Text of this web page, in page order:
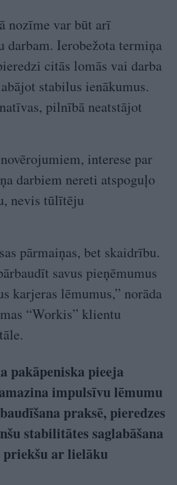
nozīme var būt arī
Ierobežota termiņa
citās lomās vai darba
stabilus ienākumus.
pilnībā neatstājot
interese par
darbiem nereti atspoguļo
nevis tūlītēju
pārmaiņas, bet skaidrību.
savus pieņēmumus
karjeras lēmumus,” norāda
“Workis” klientu
pakāpeniska pieeja
impulsīvu lēmumu
praksē, pieredzes
stabilitātes saglabāšana
ar lielāku